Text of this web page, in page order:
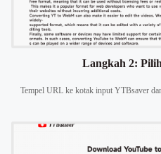
Langkah 2:
Tempel URL ke kotak input YTBsaver